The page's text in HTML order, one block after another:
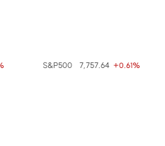
S&P500 7,757.64 +0.61%